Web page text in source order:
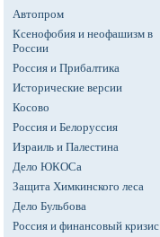
Автопром
Ксенофобия и неофашизм в
России
Россия и Прибалтика
Исторические версии
Косово
Россия и Белоруссия
Израиль и Палестина
Дело ЮКОСа
Защита Химкинского леса
Дело Бульбова
Россия и финансовый кризис